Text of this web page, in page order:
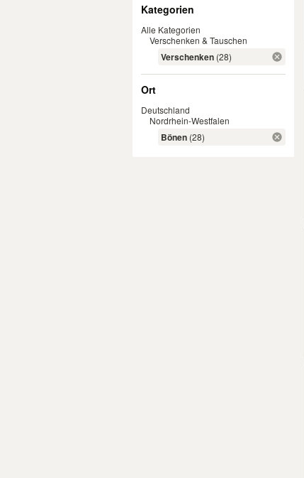
Kategorien
Alle Kategorien
Verschenken & Tauschen
Verschenken (28)
Ort
Deutschland
Nordrhein-Westfalen
Bönen (28)